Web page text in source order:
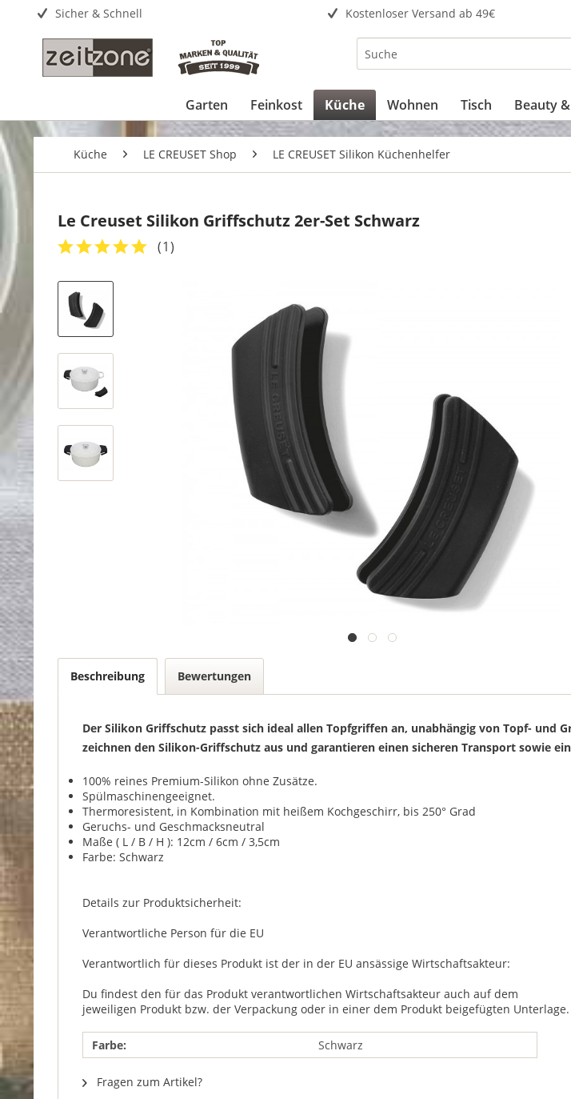
Sicher & Schnell Kostenloser Versand ab 49€
Garten Feinkost Küche Wohnen Tisch Beauty
Küche LE CREUSET Shop LE CREUSET Silikon Küchenhelfer
Le Creuset Silikon Griffschutz 2er-Set Schwarz
(1)
Beschreibung Bewertungen
Der Silikon Griffschutz passt sich ideal allen Topfgriffen an, unabhängig von Topf- und
zeichnen den Silikon-Griffschutz aus und garantieren einen sicheren Transport sowie
100% reines Premium-Silikon ohne Zusätze.
Spülmaschinengeeignet.
Thermoresistent, in Kombination mit heißem Kochgeschirr, bis 250° Grad
Geruchs- und Geschmacksneutral
Maße ( L / B / H ): 12cm / 6cm / 3,5cm
Farbe: Schwarz
Details zur Produktsicherheit:
Verantwortliche Person für die EU
Verantwortlich für dieses Produkt ist der in der EU ansässige Wirtschaftsakteur:
Du findest den für das Produkt verantwortlichen Wirtschaftsakteur auch auf dem
jeweiligen Produkt bzw. der Verpackung oder in einer dem Produkt beigefügten Unterlage.
Farbe: Schwarz
Fragen zum Artikel?